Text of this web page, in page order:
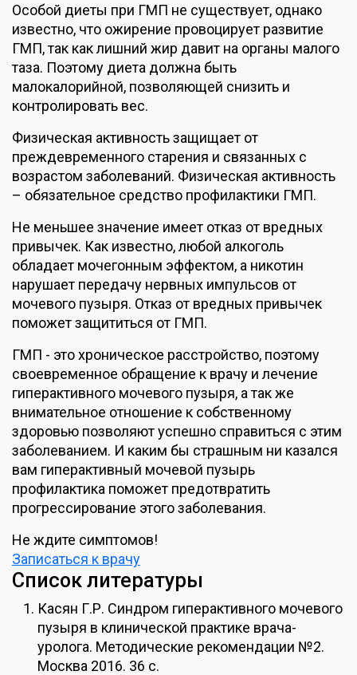
Особой диеты при ГМП не существует, однако
известно, что ожирение провоцирует развитие
ГМП, так как лишний жир давит на органы малого
таза. Поэтому диета должна быть
малокалорийной, позволяющей снизить и
контролировать вес.
Физическая активность защищает от
преждевременного старения и связанных с
возрастом заболеваний. Физическая активность
– обязательное средство профилактики ГМП.
Не меньшее значение имеет отказ от вредных
привычек. Как известно, любой алкоголь
обладает мочегонным эффектом, а никотин
нарушает передачу нервных импульсов от
мочевого пузыря. Отказ от вредных привычек
поможет защититься от ГМП.
ГМП - это хроническое расстройство, поэтому
своевременное обращение к врачу и лечение
гиперактивного мочевого пузыря, а так же
внимательное отношение к собственному
здоровью позволяют успешно справиться с этим
заболеванием. И каким бы страшным ни казался
вам гиперактивный мочевой пузырь
профилактика поможет предотвратить
прогрессирование этого заболевания.
Не ждите симптомов!
Записаться к врачу
Список литературы
Касян Г.Р. Синдром гиперактивного мочевого
пузыря в клинической практике врача-
уролога. Методические рекомендации №2.
Москва 2016. 36 с.